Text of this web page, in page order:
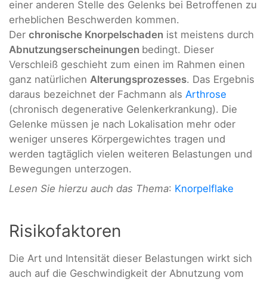
einer anderen Stelle des Gelenks bei Betroffenen zu
erheblichen Beschwerden kommen.
Der chronische Knorpelschaden ist meistens durch
Abnutzungserscheinungen bedingt. Dieser
Verschleiß geschieht zum einen im Rahmen einen
ganz natürlichen Alterungsprozesses. Das Ergebnis
daraus bezeichnet der Fachmann als Arthrose
(chronisch degenerative Gelenkerkrankung). Die
Gelenke müssen je nach Lokalisation mehr oder
weniger unseres Körpergewichtes tragen und
werden tagtäglich vielen weiteren Belastungen und
Bewegungen unterzogen.
Lesen Sie hierzu auch das Thema: Knorpelflake
Risikofaktoren
Die Art und Intensität dieser Belastungen wirkt sich
auch auf die Geschwindigkeit der Abnutzung vom